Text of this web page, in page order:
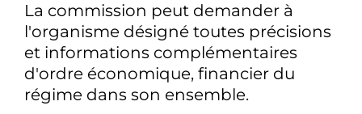
La commission peut demander à
l'organisme désigné toutes précisions
et informations complémentaires
d'ordre économique, financier du
régime dans son ensemble.